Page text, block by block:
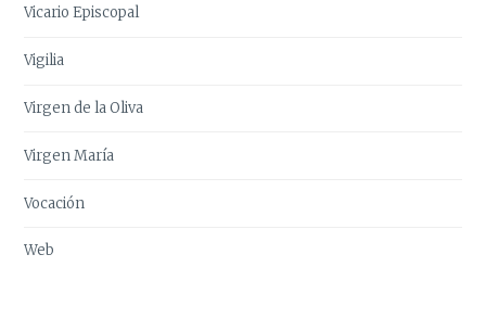
Vicario Episcopal
Vigilia
Virgen de la Oliva
Virgen María
Vocación
Web